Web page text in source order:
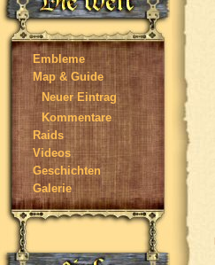
Embleme
Map & Guide
Neuer Eintrag
Kommentare
Raids
Videos
Geschichten
Galerie